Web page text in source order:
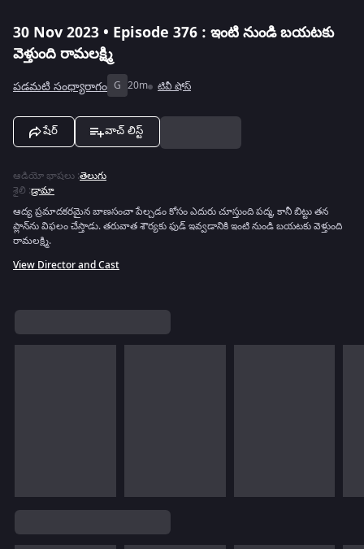
30 Nov 2023 • Episode 376 : ఇంటి నుండి బయటకు
వెళ్తుంది రామలక్ష్మి
పడమటి సంధ్యారాగం G 20m టివీ షోస్
షేర్ వాచ్ లిస్ట్
ఆడియో భాషలు :తెలుగు
శైలి :డ్రామా
ఆద్య ప్రమాదకరమైన బాణసంచా పేల్చడం కోసం ఎదురు చూస్తుంది పద్మ, కానీ బిట్టు తన
ప్లాన్‌ను విఫలం చేస్తాడు. తరువాత శౌర్యకు ఫుడ్ ఇవ్వడానికి ఇంటి నుండి బయటకు వెళ్తుంది
రామలక్ష్మి.
View Director and Cast